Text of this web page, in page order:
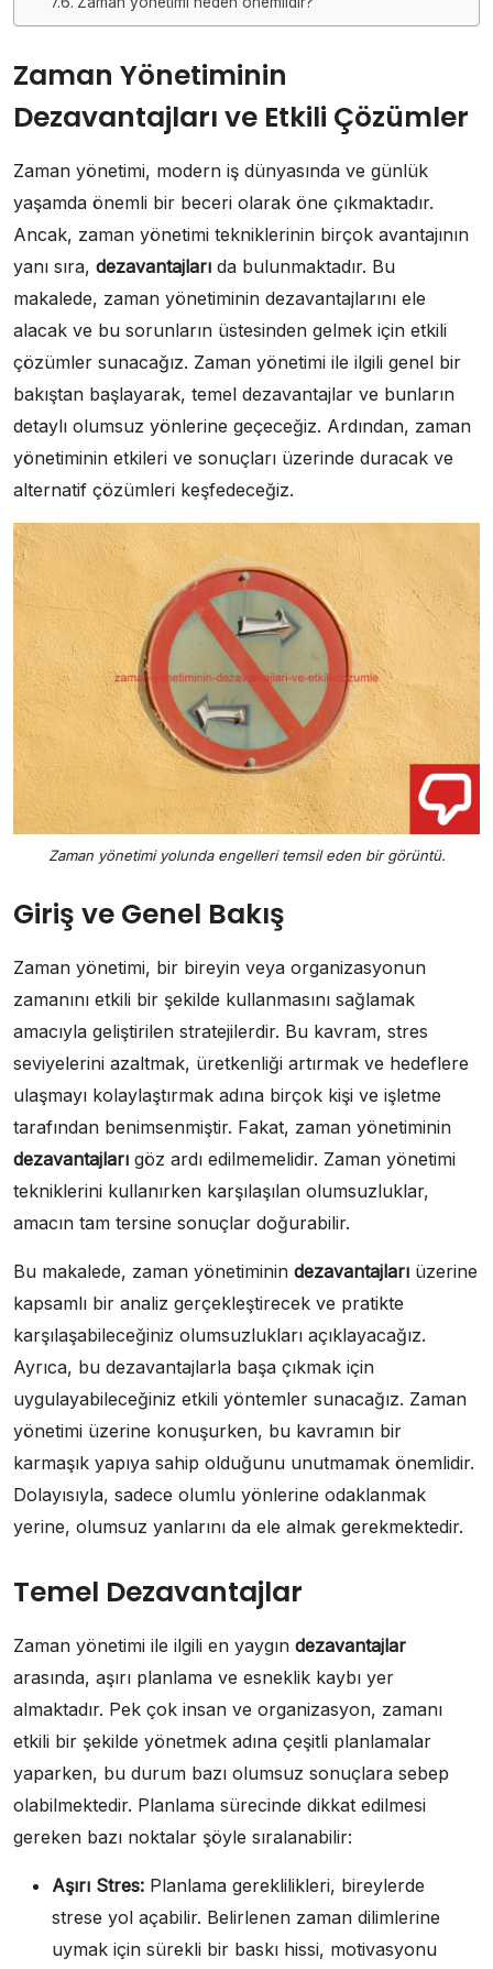
Zaman Yönetiminin
Dezavantajları ve Etkili Çözümler
Zaman yönetimi, modern iş dünyasında ve günlük
yaşamda önemli bir beceri olarak öne çıkmaktadır.
Ancak, zaman yönetimi tekniklerinin birçok avantajının
yanı sıra, dezavantajları da bulunmaktadır. Bu
makalede, zaman yönetiminin dezavantajlarını ele
alacak ve bu sorunların üstesinden gelmek için etkili
çözümler sunacağız. Zaman yönetimi ile ilgili genel bir
bakıştan başlayarak, temel dezavantajlar ve bunların
detaylı olumsuz yönlerine geçeceğiz. Ardından, zaman
yönetiminin etkileri ve sonuçları üzerinde duracak ve
alternatif çözümleri keşfedeceğiz.
Zaman yönetimi yolunda engelleri temsil eden bir görüntü.
Giriş ve Genel Bakış
Zaman yönetimi, bir bireyin veya organizasyonun
zamanını etkili bir şekilde kullanmasını sağlamak
amacıyla geliştirilen stratejilerdir. Bu kavram, stres
seviyelerini azaltmak, üretkenliği artırmak ve hedeflere
ulaşmayı kolaylaştırmak adına birçok kişi ve işletme
tarafından benimsenmiştir. Fakat, zaman yönetiminin
dezavantajları göz ardı edilmemelidir. Zaman yönetimi
tekniklerini kullanırken karşılaşılan olumsuzluklar,
amacın tam tersine sonuçlar doğurabilir.
Bu makalede, zaman yönetiminin dezavantajları üzerine
kapsamlı bir analiz gerçekleştirecek ve pratikte
karşılaşabileceğiniz olumsuzlukları açıklayacağız.
Ayrıca, bu dezavantajlarla başa çıkmak için
uygulayabileceğiniz etkili yöntemler sunacağız. Zaman
yönetimi üzerine konuşurken, bu kavramın bir
karmaşık yapıya sahip olduğunu unutmamak önemlidir.
Dolayısıyla, sadece olumlu yönlerine odaklanmak
yerine, olumsuz yanlarını da ele almak gerekmektedir.
Temel Dezavantajlar
Zaman yönetimi ile ilgili en yaygın dezavantajlar
arasında, aşırı planlama ve esneklik kaybı yer
almaktadır. Pek çok insan ve organizasyon, zamanı
etkili bir şekilde yönetmek adına çeşitli planlamalar
yaparken, bu durum bazı olumsuz sonuçlara sebep
olabilmektedir. Planlama sürecinde dikkat edilmesi
gereken bazı noktalar şöyle sıralanabilir:
Aşırı Stres: Planlama gereklilikleri, bireylerde
strese yol açabilir. Belirlenen zaman dilimlerine
uymak için sürekli bir baskı hissi, motivasyonu